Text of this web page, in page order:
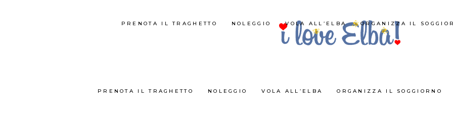
PRENOTA IL TRAGHETTO NOLEGGIO VOLA ALL’ELBA ORGANIZZA IL SOGGIORNO
PRENOTA IL TRAGHETTO NOLEGGIO VOLA ALL’ELBA ORGANIZZA IL